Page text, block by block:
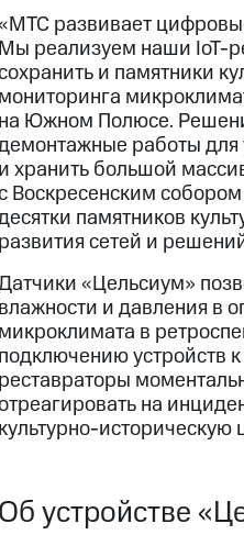
развивает
Мы реализуем наши IoT-
и памятники
мониторинга
на Южном Полюсе.
работы для
и хранить большой
Воскресенским
памятников
развития сетей и
«Цельсиум»
влажности и давления в
микроклимата в
подключению устройств
реставраторы
на
культурно-историческую
Об устройстве